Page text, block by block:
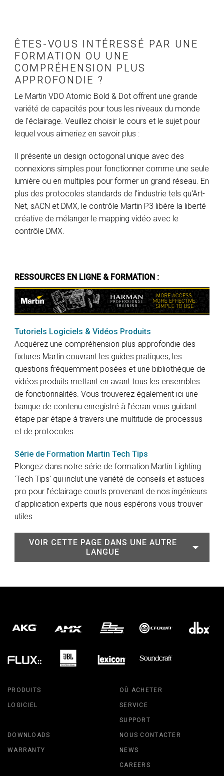
ÊTES-VOUS INTÉRESSÉ PAR UNE
FORMATION OU UNE
COMPRÉHENSION PLUS
APPROFONDIE ?
Le Martin VDO Atomic Bold & Dot offrent une grande
variété de capacités pour tous les niveaux du monde
de l'éclairage. Veuillez choisir le cours et le sujet pour
lequel vous aimeriez en savoir plus :
Il présente un design octogonal unique avec des
connexions simples pour fonctionner comme une seule
lumière ou en multiples pour former un grand réseau. En
plus des protocoles standards de l'industrie tels qu'Art-
Net, sACN et DMX, le contrôle Martin P3 libère la liberté
créative de mélanger le mapping vidéo avec le
contrôle DMX.
RESSOURCES EN LIGNE & FORMATION :
Tutoriels Logiciels & Vidéos Produits
Acquérez une compréhension plus approfondie des
fixtures Martin couvrant les guides pratiques, les
questions fréquemment posées et une bibliothèque de
vidéos produits mettant en avant tous les ensembles
de fonctionnalités. Vous trouverez également ici une
banque de contenu enregistré à l'écran vous guidant
étape par étape à travers une multitude de processus
et de protocoles.
Série de Formation Martin Tech Tips
Plongez dans notre série de formation Martin Lighting
'Tech Tips' qui inclut une variété de conseils et astuces
pro pour l'éclairage courts provenant de nos ingénieurs
d'application experts que nous espérons vous trouver
utiles
VOIR CETTE PAGE DANS UNE AUTRE
LANGUE
PRODUITS
LOGICIEL
OÙ ACHETER
SERVICE
SUPPORT
DOWNLOADS
WARRANTY
NOUS CONTACTER
NEWS
CAREERS